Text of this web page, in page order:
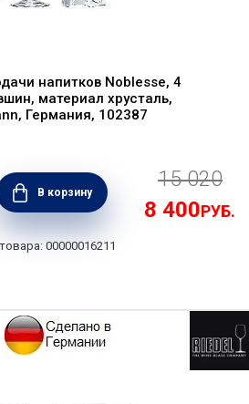
напитков Noblesse, 4
материал хрусталь,
Германия, 102387
В корзину
15 020
8 400РУБ.
00000016211